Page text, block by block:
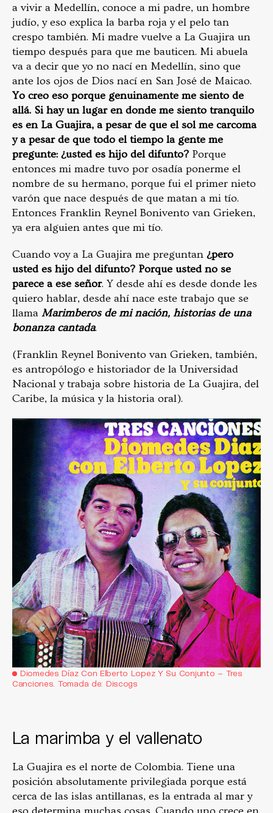
a vivir a Medellín, conoce a mi padre, un hombre
judío, y eso explica la barba roja y el pelo tan
crespo también. Mi madre vuelve a La Guajira un
tiempo después para que me bauticen. Mi abuela
va a decir que yo no nací en Medellín, sino que
ante los ojos de Dios nací en San José de Maicao.
Yo creo eso porque genuinamente me siento de
allá. Si hay un lugar en donde me siento tranquilo
es en La Guajira, a pesar de que el sol me carcoma
y a pesar de que todo el tiempo la gente me
pregunte: ¿usted es hijo del difunto? Porque
entonces mi madre tuvo por osadía ponerme el
nombre de su hermano, porque fui el primer nieto
varón que nace después de que matan a mi tío.
Entonces Franklin Reynel Bonivento van Grieken,
ya era alguien antes que mi tío.
Cuando voy a La Guajira me preguntan ¿pero
usted es hijo del difunto? Porque usted no se
parece a ese señor. Y desde ahí es desde donde les
quiero hablar, desde ahí nace este trabajo que se
llama Marimberos de mi nación, historias de una
bonanza cantada.
(Franklin Reynel Bonivento van Grieken, también,
es antropólogo e historiador de la Universidad
Nacional y trabaja sobre historia de La Guajira, del
Caribe, la música y la historia oral).
Diomedes Díaz Con Elberto Lopez Y Su Conjunto – Tres
Canciones. Tomada de: Discogs
La marimba y el vallenato
La Guajira es el norte de Colombia. Tiene una
posición absolutamente privilegiada porque está
cerca de las islas antillanas, es la entrada al mar y